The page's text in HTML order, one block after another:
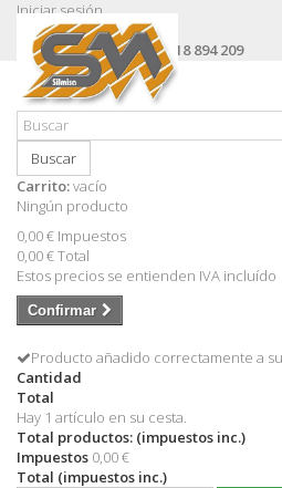
Iniciar sesión
Contacte con nosotros
Llámanos ahora:+34 618 894 209
Buscar
Carrito:vacío
Ningún producto
0,00 € Impuestos
0,00 €Total
Estos precios se entienden IVA incluído
Confirmar
Producto añadido correctamente a
Cantidad
Total
Hay 1 artículo en su cesta.
Total productos: (impuestos inc.)
Impuestos 0,00 €
Total (impuestos inc.)